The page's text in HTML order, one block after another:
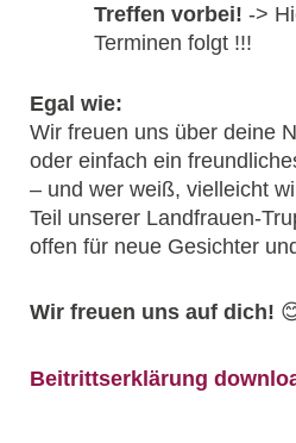
Treffen vorbei! ->
Terminen folgt !!!
Egal wie:
Wir freuen uns über deine
oder einfach ein
– und wer weiß, vielleicht
Teil unserer Landfrauen-
offen für neue Gesichter
Wir freuen uns auf dich!
Beitrittserklärung